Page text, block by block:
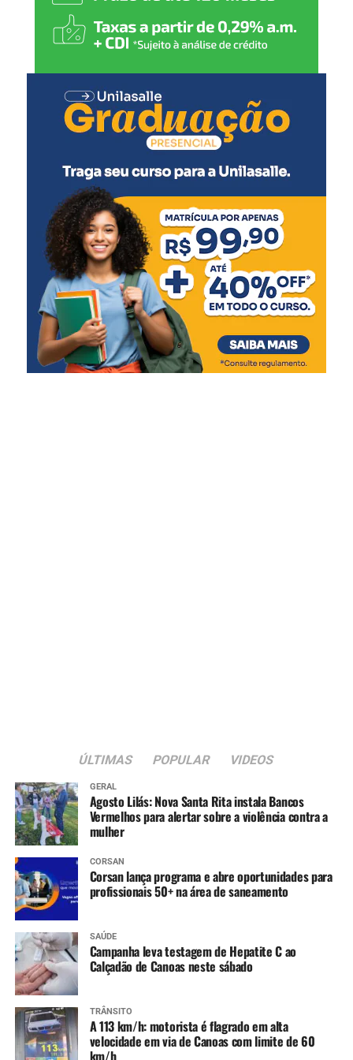
institucional.publicação da relação final.
Todo o processo está sendo
conduzido de forma
técnica, transparente e
conforme as regras
estabelecidas no edital,
garantindo igualdade de
condições a todos os
participantes”, afirmou.
Os candidatos poderão apresentar recursos nos dias 4 e 5
de agosto, conforme as orientações previstas no edital.
Após esse período, a análise e o julgamento dos recursos
ocorrerão entre os dias 6 e 12 de agosto. A publicação da
lista final dos pré-classificados está prevista para o dia 14
ÚLTIMAS POPULAR VIDEOS
GERAL
Agosto Lilás: Nova Santa Rita instala Bancos
Vermelhos para alertar sobre a violência contra a
mulher
CORSAN
Corsan lança programa e abre oportunidades para
profissionais 50+ na área de saneamento
SAÚDE
Campanha leva testagem de Hepatite C ao
Calçadão de Canoas neste sábado
TRÂNSITO
A 113 km/h: motorista é flagrado em alta
velocidade em via de Canoas com limite de 60